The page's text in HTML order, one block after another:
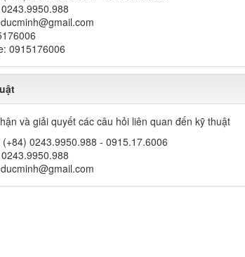
0915176006
và giải quyết các câu hỏi liên quan đến kỹ thuật
(+84) 0243.9950.988 - 0915.17.6006